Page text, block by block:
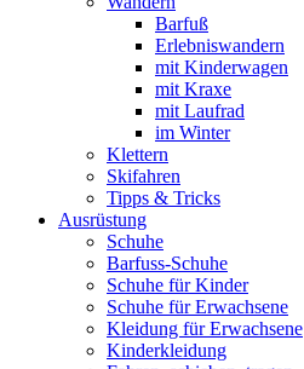
Barfuß
Erlebniswandern
mit Kinderwagen
mit Kraxe
mit Laufrad
im Winter
Klettern
Skifahren
Tipps & Tricks
Ausrüstung
Schuhe
Barfuss-Schuhe
Schuhe für Kinder
Schuhe für Erwachsene
Kleidung für Erwachsene
Kinderkleidung